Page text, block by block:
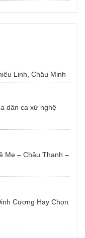
Linh, Châu Minh
dân ca xứ nghệ
Mẹ – Châu Thanh –
Cương Hay Chọn